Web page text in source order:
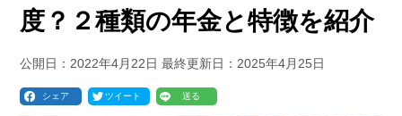
度？２種類の年金と特徴を紹介
公開日： 2022年4月22日 最終更新日： 2025年4月25日
シェア ツイート 送る